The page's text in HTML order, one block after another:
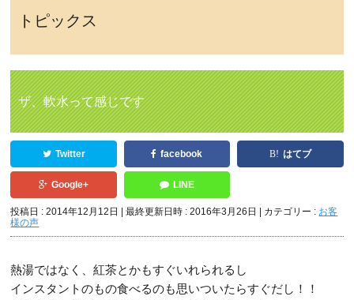
トピックス
ザ、軟水って感じです
Twitter facebook はてブ
Google+ LINE
投稿日 : 2014年12月12日 最終更新日時 : 2016年3月26日 カテゴリー : お客
様の声
熱湯ではなく、紅茶とかもすぐいれられるし
インスタントのもの食べるのも思いついたらすぐだし！！